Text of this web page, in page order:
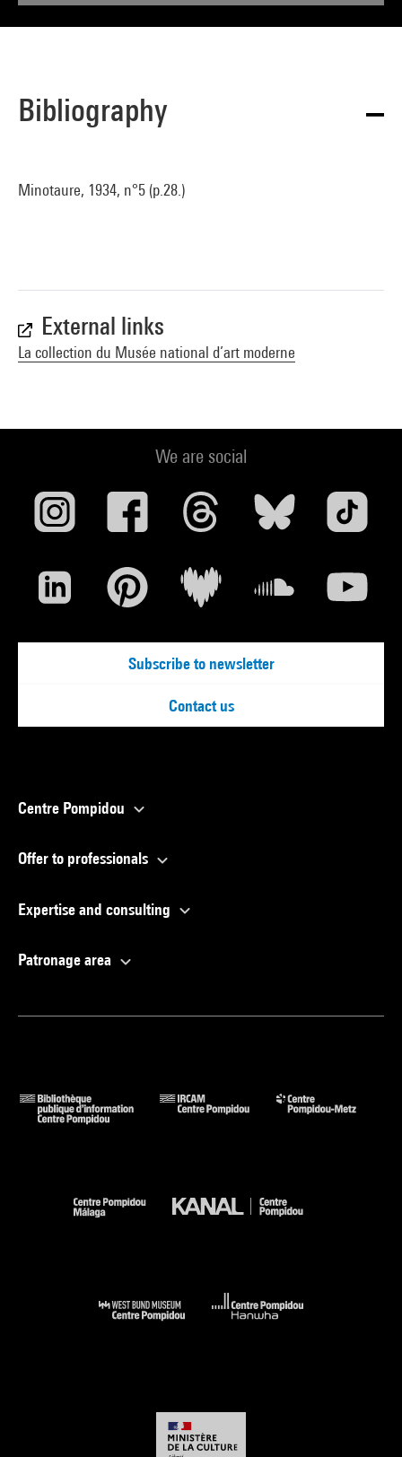
Bibliography
Minotaure, 1934, n°5 (p.28.)
External links
La collection du Musée national d’art moderne
We are social
Subscribe to newsletter
Contact us
Centre Pompidou
Offer to professionals
Expertise and consulting
Patronage area